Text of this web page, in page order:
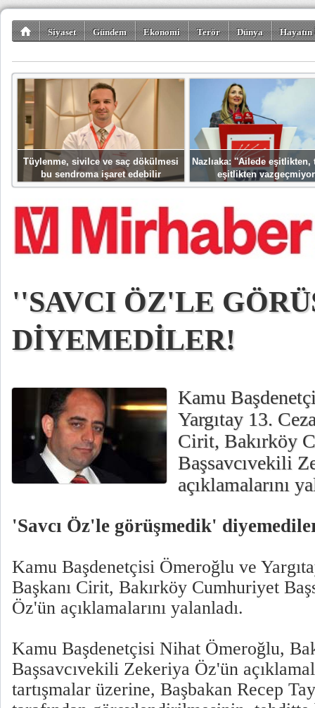
Siyaset Gündem Ekonomi Terör Dünya
Tüylenme, sivilce ve saç dökülmesi
bu sendroma işaret edebilir
Nazlıaka: ''Ailede eşitlikten,
eşitlikten
''SAVCI ÖZ'LE
DİYEMEDİLER!
Kamu
Yargıtay 13.
Cirit, Bakırköy
Başsavcıvekili
açıklamalarını
'Savcı Öz'le görüşmedik'
Kamu Başdenetçisi Ömeroğlu ve
Başkanı Cirit, Bakırköy Cumhuriyet
Öz'ün açıklamalarını yalanladı.
Kamu Başdenetçisi Nihat Ömeroğlu,
Başsavcıvekili Zekeriya Öz'ün
tartışmalar üzerine, Başbakan Recep